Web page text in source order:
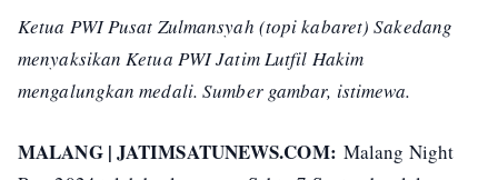
Ketua PWI Pusat Zulmansyah (topi kabaret) Sakedang
menyaksikan Ketua PWI Jatim Lutfil Hakim
mengalungkan medali. Sumber gambar, istimewa.
MALANG | JATIMSATUNEWS.COM: Malang Night